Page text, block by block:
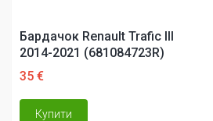
Бардачок Renault Trafic III
2014-2021 (681084723R)
35 €
Купити